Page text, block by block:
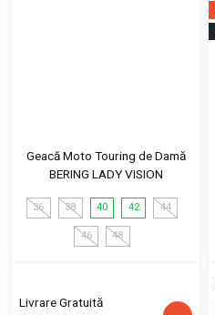
Geacă Moto Touring de Damă
BERING LADY VISION
36 38 40 42 44
46 48
Livrare Gratuită